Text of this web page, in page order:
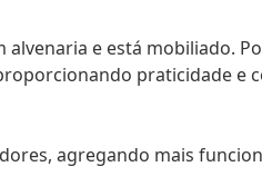
e está mobiliado.
praticidade e
agregando mais